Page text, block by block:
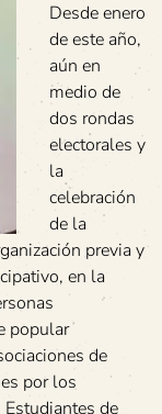
Desde enero
de este año,
aún en
medio de
dos rondas
electorales y
la
celebración
de la
previa y
en la
popular
de
por los
Estudiantes de